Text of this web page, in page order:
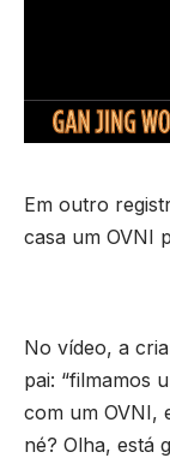
Em outro
casa um OVNI
No vídeo, a
pai: “filmamos
com um OVNI,
né? Olha, está